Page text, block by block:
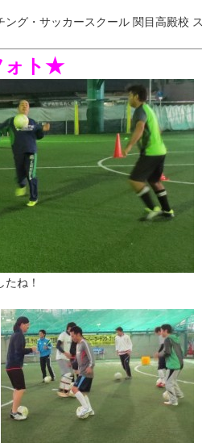
ースクール 関目高殿校 スタ
★
ね！